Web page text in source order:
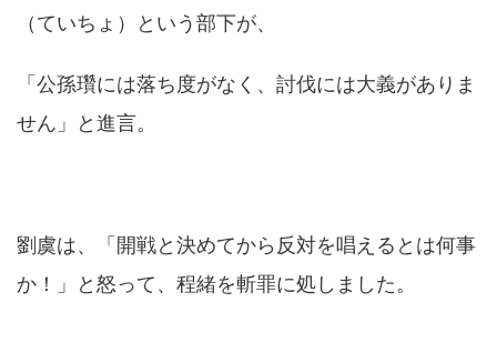
（ていちょ）という部下が、
「公孫瓚には落ち度がなく、討伐には大義がありま
せん」と進言。
劉虞は、「開戦と決めてから反対を唱えるとは何事
か！」と怒って、程緒を斬罪に処しました。